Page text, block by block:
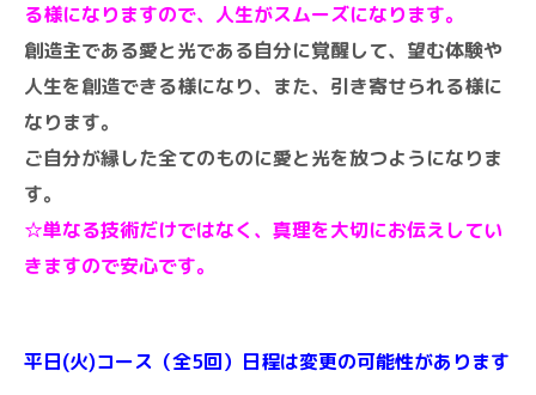
る様になりますので、人生がスムーズになります。
創造主である愛と光である自分に覚醒して、望む体験や
人生を創造できる様になり、また、引き寄せられる様に
なります。
ご自分が縁した全てのものに愛と光を放つようになりま
す。
☆単なる技術だけではなく、真理を大切にお伝えしてい
きますので安心です。
平日(火)コース（全5回）日程は変更の可能性があります